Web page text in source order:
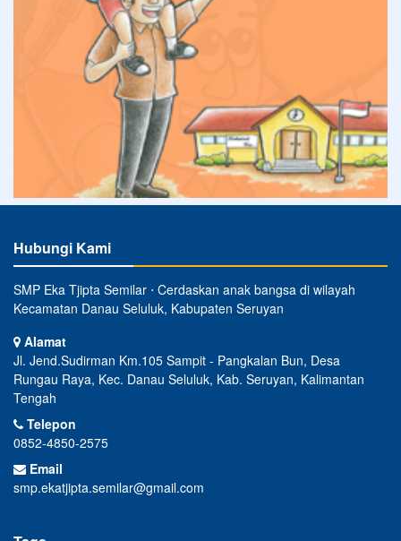
Hubungi Kami
SMP Eka Tjipta Semilar ⋅ Cerdaskan anak bangsa di wilayah
Kecamatan Danau Seluluk, Kabupaten Seruyan
Alamat
Jl. Jend.Sudirman Km.105 Sampit - Pangkalan Bun, Desa
Rungau Raya, Kec. Danau Seluluk, Kab. Seruyan, Kalimantan
Tengah
Telepon
0852-4850-2575
Email
smp.ekatjipta.semilar@gmail.com